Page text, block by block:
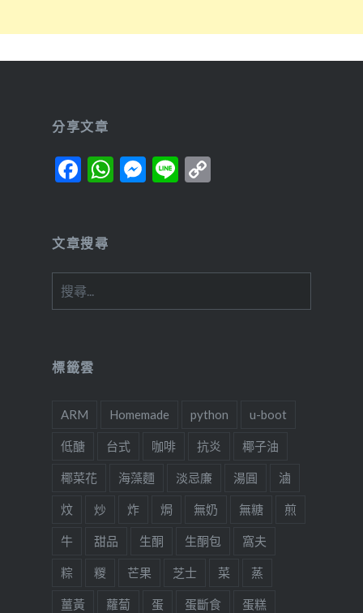
分享文章
Facebook
WhatsApp
Messenger
LineCopy
文章搜尋
尋
標籤雲
ARM Homemade python u-boot
低醣 台式 咖啡 抗炎 椰子油
椰菜花 海藻麵 淡忌廉 湯圓 滷
炆 炒 炸 焗 無奶 無糖 煎
牛 甜品 生酮 生酮包 窩夫
粽 糉 芒果 芝士 菜 蒸
薑黃 蘿蔔 蛋 蛋斷食 蛋糕